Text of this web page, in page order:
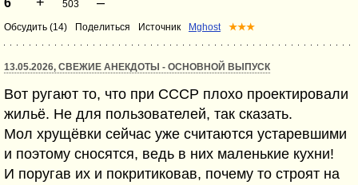
6 503
Обсудить (14) Поделиться Источник Mghost ★★★
13.05.2026, СВЕЖИЕ АНЕКДОТЫ - ОСНОВНОЙ ВЫПУСК
Вот ругают то, что при СССР плохо проектировали
жильё. Не для пользователей, так сказать.
Мол хрущёвки сейчас уже считаются устаревшими
и поэтому сносятся, ведь в них маленькие кухни!
И поругав их и покритиковав, почему то строят на